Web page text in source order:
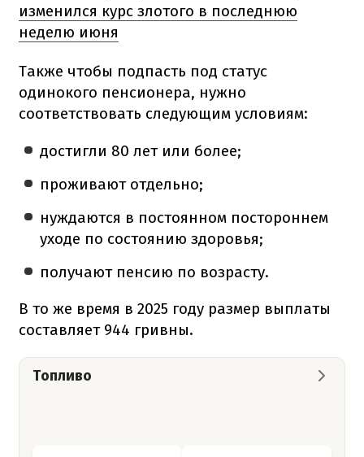
изменился курс злотого в последнюю
неделю июня
Также чтобы подпасть под статус
одинокого пенсионера, нужно
соответствовать следующим условиям:
достигли 80 лет или более;
проживают отдельно;
нуждаются в постоянном постороннем
уходе по состоянию здоровья;
получают пенсию по возрасту.
В то же время в 2025 году размер выплаты
составляет 944 гривны.
Топливо